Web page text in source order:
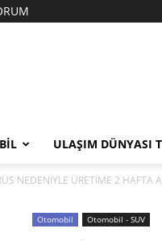
ULAŞIM DÜNYASI
NEDENİYLE ÜRETİME 2 HAFTA
Otomobil Otomobil - SUV